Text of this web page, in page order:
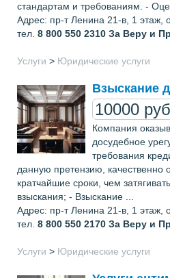
стандартам и требованиям. -
Адрес: пр-т Ленина 21-в, 1 этаж,
тел. 8 800 550 2310 За Веру и
Услуги > Юридические услуги
Взыскание
10000
Компания
досудебное
требования
данную претензию, качественно
кратчайшие сроки, чем
взыскания; - Взыскание ...
Адрес: пр-т Ленина 21-в, 1 этаж,
тел. 8 800 550 2170 За Веру и
Услуги > Юридические услуги